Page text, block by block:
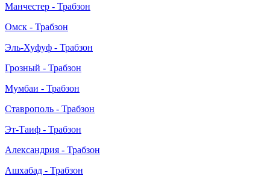
Манчестер - Трабзон
Омск - Трабзон
Эль-Хуфуф - Трабзон
Грозный - Трабзон
Мумбаи - Трабзон
Ставрополь - Трабзон
Эт-Таиф - Трабзон
Александрия - Трабзон
Ашхабад - Трабзон